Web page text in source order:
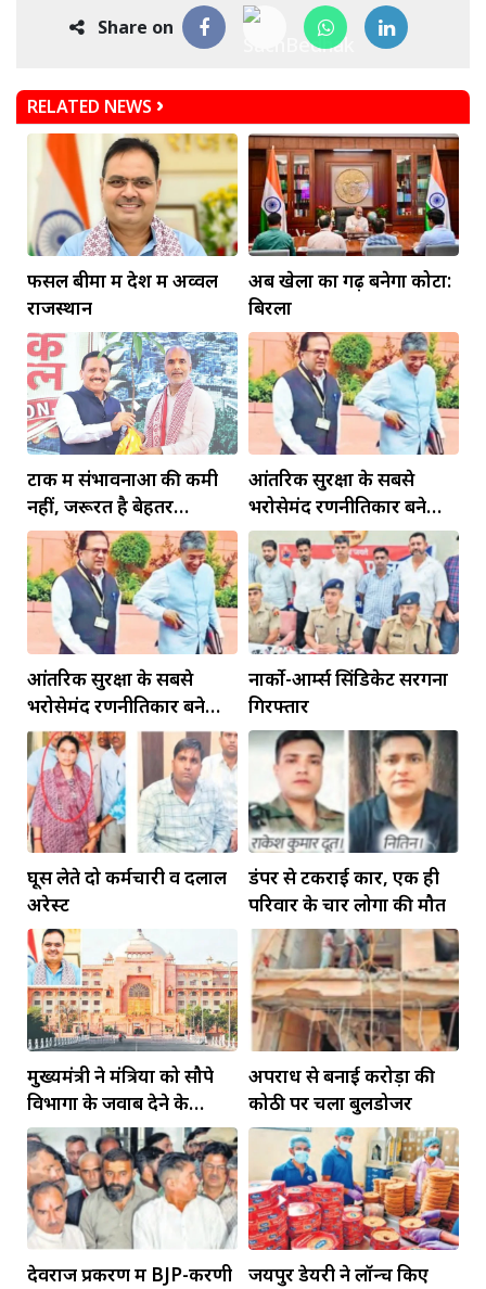
Share on
RELATED NEWS
फसल बीमा में देश में अव्वल
राजस्थान
अब खेलों का गढ़ बनेगा कोटा:
बिरला
टोंक में संभावनाओं की कमी
नहीं, जरूरत है बेहतर
इंफ्रास्ट्रक्चर की
आंतरिक सुरक्षा के सबसे
भरोसेमंद रणनीतिकार बने
रहेंगे गोविंद मोहन
आंतरिक सुरक्षा के सबसे
भरोसेमंद रणनीतिकार बने
रहेंगे गोविंद मोहन
नार्को-आर्म्स सिंडिकेट सरगना
गिरफ्तार
घूस लेते दो कर्मचारी व दलाल
अरेस्ट
डंपर से टकराई कार, एक ही
परिवार के चार लोगों की मौत
मुख्यमंत्री ने मंत्रियों को सौपे
विभागों के जवाब देने के
दायित्व
अपराध से बनाई करोड़ों की
कोठी पर चला बुलडोजर
देवराज प्रकरण में BJP-करणी जयपुर डेयरी ने लॉन्च किए